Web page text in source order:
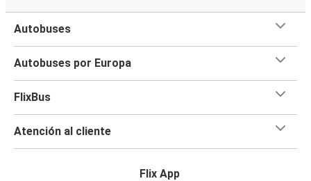
Autobuses
Autobuses por Europa
FlixBus
Atención al cliente
Flix App